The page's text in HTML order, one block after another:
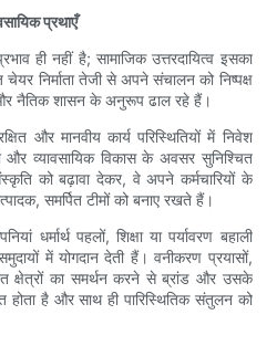
प्रथाएँ
ही नहीं है; सामाजिक उत्तरदायित्व इसका
निर्माता तेजी से अपने संचालन को निष्पक्ष
और नैतिक शासन के अनुरूप ढाल रहे हैं।
और मानवीय कार्य परिस्थितियों में निवेश
व्यावसायिक विकास के अवसर सुनिश्चित
को बढ़ावा देकर, वे अपने कर्मचारियों के
समर्पित टीमों को बनाए रखते हैं।
धर्मार्थ पहलों, शिक्षा या पर्यावरण बहाली
में योगदान देती हैं। वनीकरण प्रयासों,
क्षेत्रों का समर्थन करने से ब्रांड और उसके
है और साथ ही पारिस्थितिक संतुलन को